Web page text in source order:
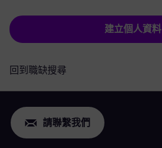
建立個人資料
回到職缺搜尋
請聯繫我們